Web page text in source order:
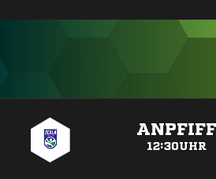
ANPFIFF
12:30UHR